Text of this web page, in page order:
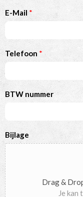
E-Mail *
Telefoon *
BTW nummer
Bijlage
Drag &
Je kan